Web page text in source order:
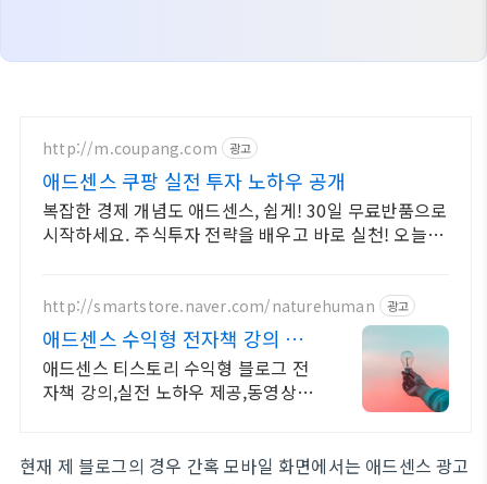
http://m.coupang.com 광고
애드센스 쿠팡 실전 투자 노하우 공개
복잡한 경제 개념도 애드센스, 쉽게! 30일 무료반품으로
시작하세요. 주식투자 전략을 배우고 바로 실천! 오늘주
http://smartstore.naver.com/naturehuman 광고
애드센스 수익형 전자책 강의 월
100만원 고정 수익발생!
애드센스 티스토리 수익형 블로그 전
자책 강의,실전 노하우 제공,동영상 강
도 쉽게 배워요!
현재 제 블로그의 경우 간혹 모바일 화면에서는 애드센스 광고